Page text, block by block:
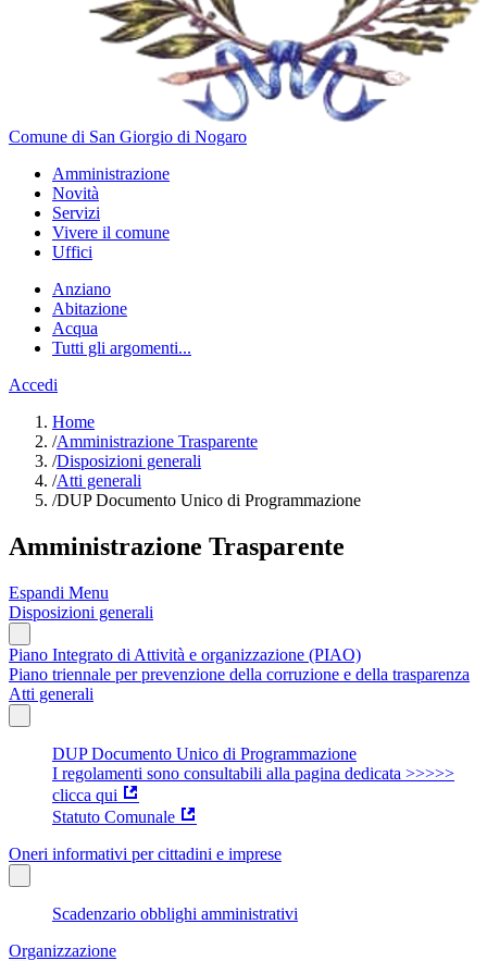
Comune di San Giorgio di Nogaro
Amministrazione
Novità
Servizi
Vivere il comune
Uffici
Anziano
Abitazione
Acqua
Tutti gli argomenti...
Accedi
Home
/Amministrazione Trasparente
/Disposizioni generali
/Atti generali
/DUP Documento Unico di Programmazione
Amministrazione Trasparente
Espandi Menu
Disposizioni generali
Piano Integrato di Attività e organizzazione (PIAO)
Piano triennale per prevenzione della corruzione e della trasparenza
Atti generali
DUP Documento Unico di Programmazione
I regolamenti sono consultabili alla pagina dedicata >>>>>
clicca qui
Statuto Comunale
Oneri informativi per cittadini e imprese
Scadenzario obblighi amministrativi
Organizzazione